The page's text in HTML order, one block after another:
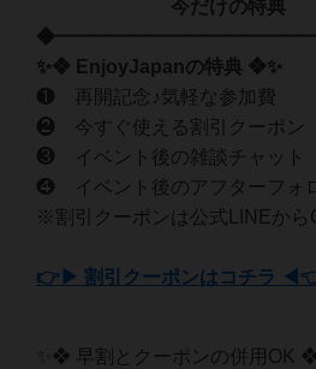
今だけの特典
✨❖ EnjoyJapanの特典 ❖✨
❶ 再開記念♪気軽な参加費
❷ 今すぐ使える割引クーポン
❸ イベント後の雑談チャット
❹ イベント後のアフターフォ
※割引クーポンは公式LINEから
👉▶ 割引クーポンはコチラ
✨❖ 早割とクーポンの併用OK